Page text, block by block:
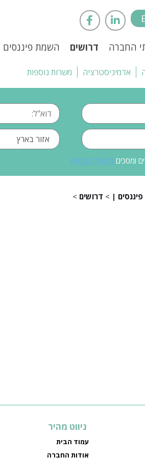
החברה דרושים השמת פיננסים
אדמיניסטרציה משרות נוספות
ומסכים לתנאי השימוש
> דרושים >
ניווט מהיר
עמוד הבית
אודות החברה